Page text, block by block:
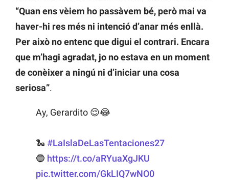
“Quan ens vèiem ho passàvem bé, però mai va
haver-hi res més ni intenció d’anar més enllà.
Per això no entenc que digui el contrari. Encara
que m’hagi agradat, jo no estava en un moment
de conèixer a ningú ni d’iniciar una cosa
seriosa”.
Ay, Gerardito 😌😂
🐍 #LaIslaDeLasTentaciones27
🔵 https://t.co/aRYuaXgJKU
pic.twitter.com/GkLIQ7wNO0